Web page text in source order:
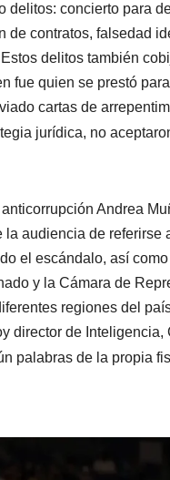
delitos: concierto para
de contratos, falsedad
delitos también
fue quien se prestó
cartas de
jurídica, no
Andrea
audiencia de referirse
el escándalo, así
y la Cámara de
regiones del
director de Inteligencia,
palabras de la propia